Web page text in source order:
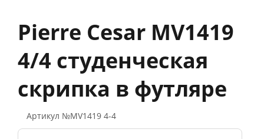
Pierre Cesar MV1419
4/4 cтуденческая
скрипка в футляре
Артикул №MV1419 4-4